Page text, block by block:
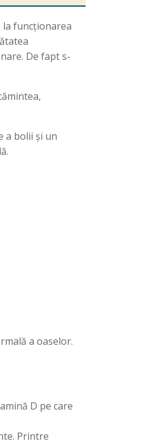
la funcționarea
De fapt s-
a bolii și un
a oaselor.
D pe care
Printre